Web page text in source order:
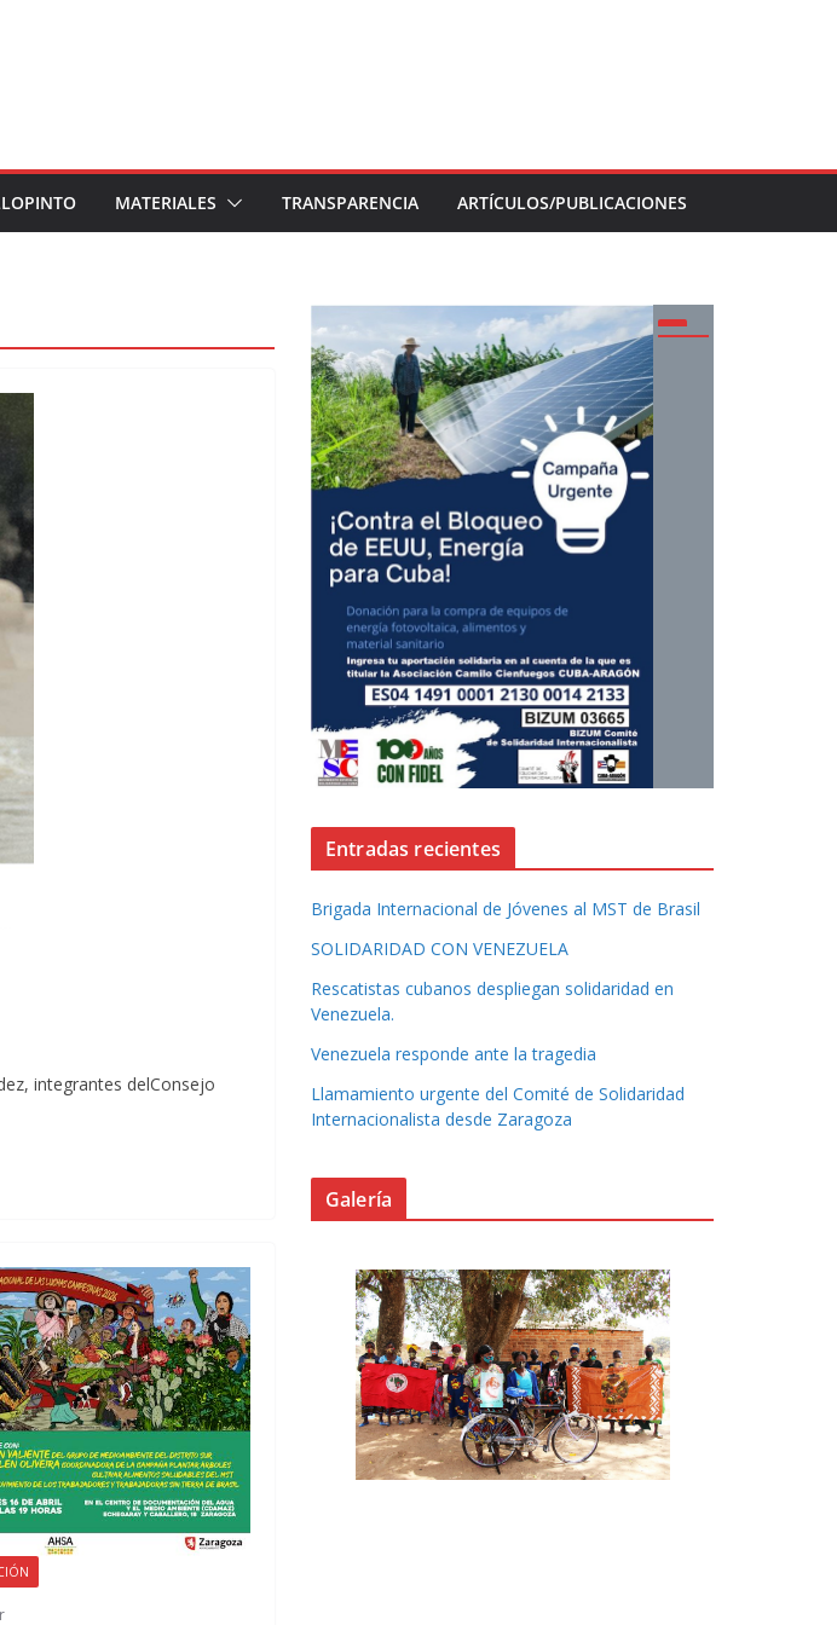
MATERIALES TRANSPARENCIA ARTÍCULOS/PUBLICACIONES
integrantes delConsejo
Entradas recientes
Brigada Internacional de Jóvenes al MST de Brasil
SOLIDARIDAD CON VENEZUELA
Rescatistas cubanos despliegan solidaridad en
Venezuela.
Venezuela responde ante la tragedia
Llamamiento urgente del Comité de Solidaridad
Internacionalista desde Zaragoza
Galería